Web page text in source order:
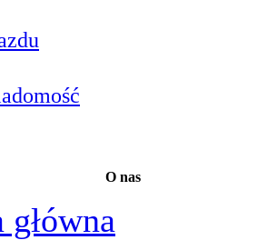
O nas
główna